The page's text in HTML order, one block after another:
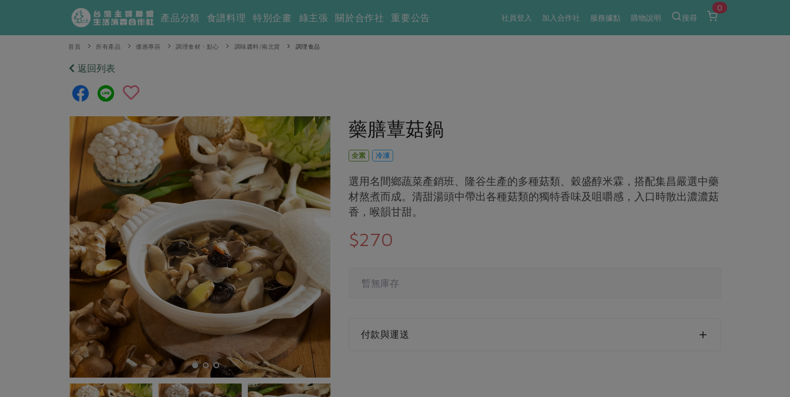
社員登入 加入合作社 服務據點 購物說明 搜尋
0
產品分類 食譜料理 特別企畫 綠主張 關於合作社 重要公告
首頁 所有產品 優惠專區 調理食材・點心 調味醬料/南北貨 調理食品
返回列表
藥膳蕈菇鍋
全素 冷凍
選用名間鄉蔬菜產銷班、隆谷生產的多種菇類、穀盛醇米霖，搭配集昌嚴選中藥
材熬煮而成。清甜湯頭中帶出各種菇類的獨特香味及咀嚼感，入口時散出濃濃菇
香，喉韻甘甜。
$270
暫無庫存
付款與運送